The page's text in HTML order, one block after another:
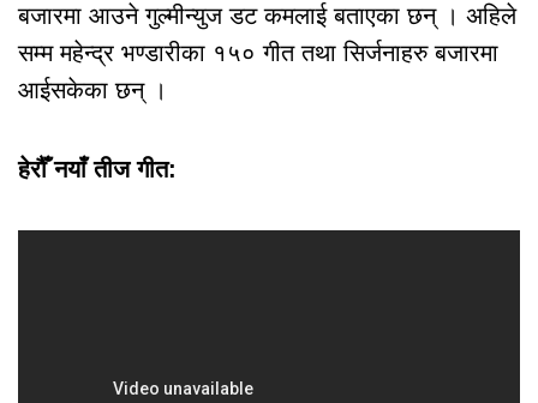
बजारमा आउने गुल्मीन्युज डट कमलाई बताएका छन् । अहिले
सम्म महेन्द्र भण्डारीका १५० गीत तथा सिर्जनाहरु बजारमा
आईसकेका छन् ।
हेरौँ नयाँ तीज गीत: